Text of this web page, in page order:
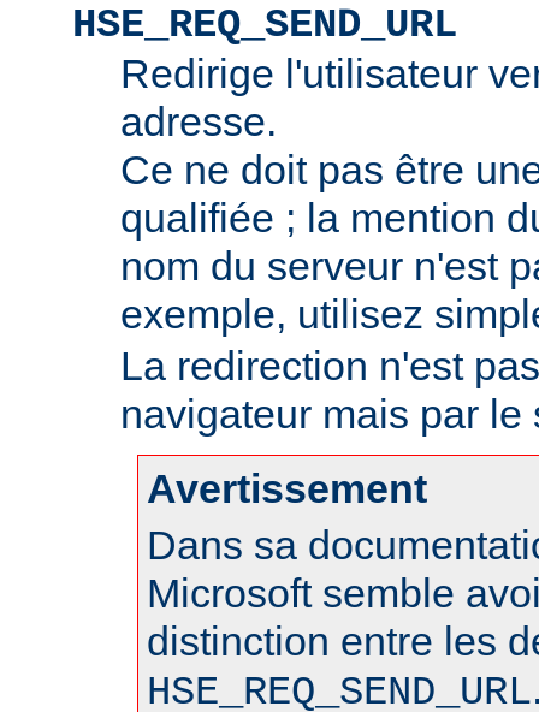
HSE_REQ_SEND_URL
Redirige l'utilisateur
adresse.
Ce ne doit pas être
qualifiée ; la mention
nom du serveur n'est
exemple, utilisez
La redirection n'est
navigateur mais par le
Avertissement
Dans sa
Microsoft semble
distinction entre les
HSE_REQ_SEND_URL